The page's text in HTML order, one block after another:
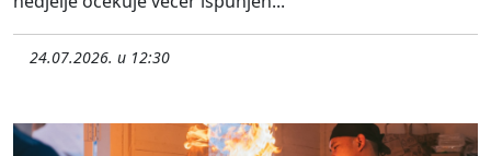
24.07.2026. u 12:30